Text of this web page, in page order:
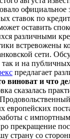
официальное
ставок по
оставить
различными
встревожены
сети.
и на
предлагает
виноват и что
сказалась
европейских
с
прекращение
страну со